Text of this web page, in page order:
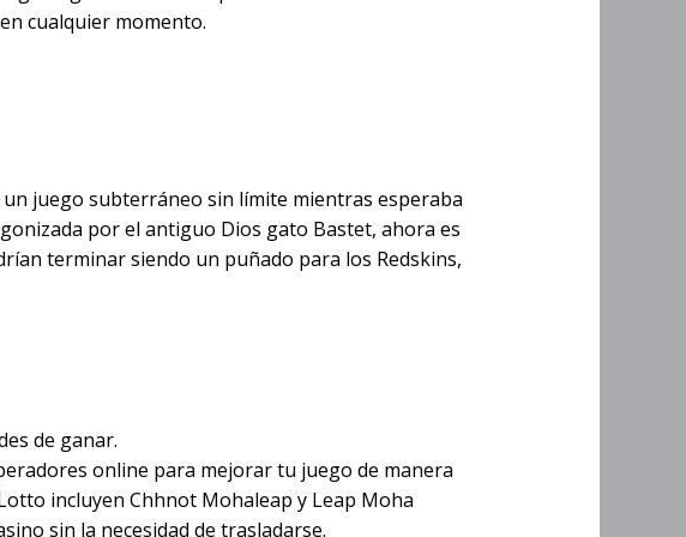
cualquier momento.
juego subterráneo sin límite mientras esperaba
por el antiguo Dios gato Bastet, ahora es
terminar siendo un puñado para los Redskins,
de ganar.
online para mejorar tu juego de manera
incluyen Chhnot Mohaleap y Leap Moha
sin la necesidad de trasladarse.